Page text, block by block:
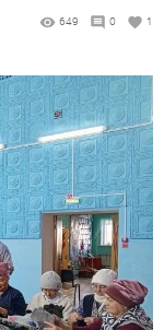
649 0 1